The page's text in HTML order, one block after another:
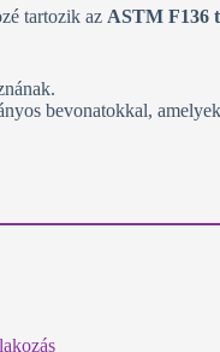
tartozik az ASTM F136
bevonatokkal,